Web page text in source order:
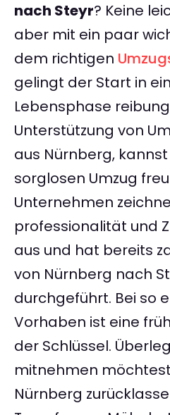
nach Steyr? Keine
aber mit ein paar
dem richtigen
gelingt der Start in
Lebensphase
Unterstützung von
aus Nürnberg,
sorglosen Umzug
Unternehmen
professionalität und
aus und hat bereits
von Nürnberg nach
durchgeführt. Bei so
Vorhaben ist eine
der Schlüssel.
mitnehmen
Nürnberg